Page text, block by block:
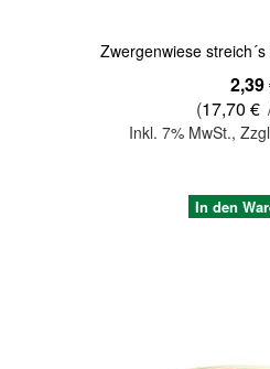
Zwergenwiese
2,39
(17,70 €
Inkl. 7% MwSt.,
In den